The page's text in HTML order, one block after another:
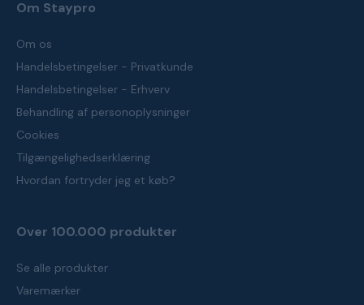
Om Staypro
Om os
Handelsbetingelser - Privatkunde
Handelsbetingelser - Erhverv
Behandling af personoplysninger
Cookies
Tilgængelighedserklæring
Hvordan fortryder jeg et køb?
Over 100.000 produkter
Se alle produkter
Varemærker